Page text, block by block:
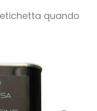
quando